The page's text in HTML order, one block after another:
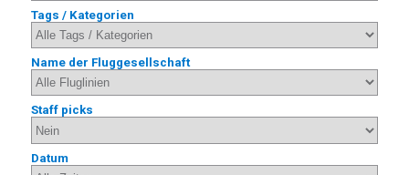
Tags / Kategorien
Name der Fluggesellschaft
Staff picks
Datum